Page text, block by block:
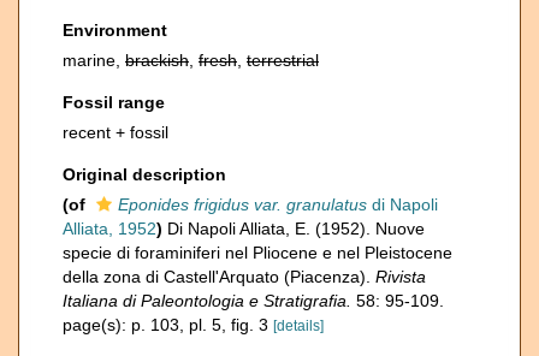
Environment
marine, brackish fresh terrestrial
Fossil range
recent + fossil
Original description
(of
Eponides frigidus var. granulatus di Napoli
Alliata, 1952) Di Napoli Alliata, E. (1952). Nuove
specie di foraminiferi nel Pliocene e nel Pleistocene
della zona di Castell'Arquato (Piacenza). Rivista
Italiana di Paleontologia e Stratigrafia. 58: 95-109.
page(s): p. 103, pl. 5, fig. 3 [details]